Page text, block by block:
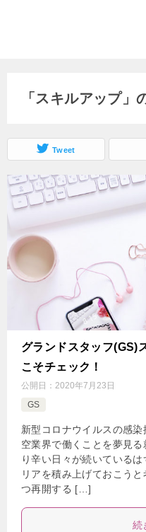
「スキルアップ」
Tweet
グランドスタッフ(GS)
こそチェック！
公開日： 2020年7月23日
GS
新型コロナウイルスの感
空業界で働くことを夢見
り辛い日々が続いている
リアを積み上げておこう
つ再開する […]
続